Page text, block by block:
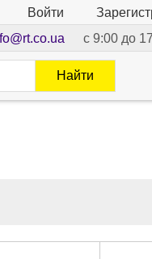
Войти
с 9:00 до
Найти